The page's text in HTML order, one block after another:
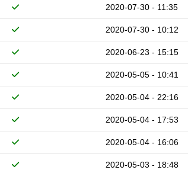
2020-07-30 - 11:35
2020-07-30 - 10:12
2020-06-23 - 15:15
2020-05-05 - 10:41
2020-05-04 - 22:16
2020-05-04 - 17:53
2020-05-04 - 16:06
2020-05-03 - 18:48